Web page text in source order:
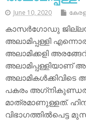
June 10, 2020
കാസര്‍ഗോഡു
അലാമിപ്പള്ളി
അലാമിക്കളി
അലാമിപ്പള്ളിയാണ്
അലാമികള്‍ക്കിവിടെ
പകരം
മാത്രമാണുള്ളത്.
വിഭാഗത്തില്‍പെട്ട